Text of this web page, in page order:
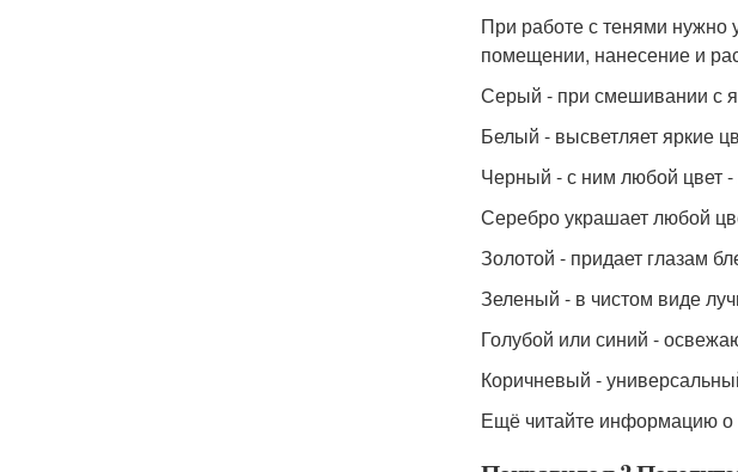
При работе с тенями нужно
помещении, нанесение и
Серый - при смешивании с
Белый - высветляет яркие
Черный - с ним любой цвет -
Серебро украшает любой
Золотой - придает глазам
Зеленый - в чистом виде
Голубой или синий -
Коричневый -
Ещё читайте информацию о